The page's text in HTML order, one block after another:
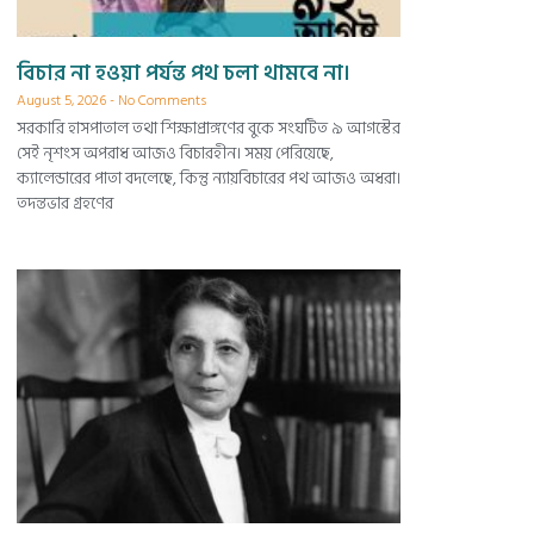
বিচার না হওয়া পর্যন্ত পথ চলা থামবে না।
August 5, 2026 No Comments
সরকারি হাসপাতাল তথা শিক্ষাপ্রাঙ্গণের বুকে সংঘটিত ৯ আগস্টের
সেই নৃশংস অপরাধ আজও বিচারহীন। সময় পেরিয়েছে,
ক্যালেন্ডারের পাতা বদলেছে, কিন্তু ন্যায়বিচারের পথ আজও অধরা।
তদন্তভার গ্রহণের